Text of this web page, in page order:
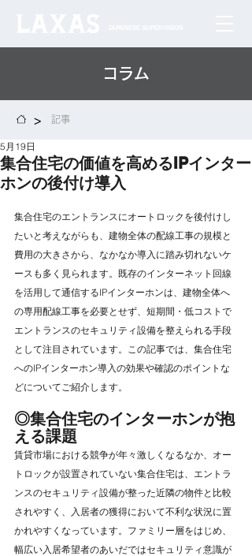
コラム
> 記事
集合住宅の価値を高めるIPインター
ホンの後付け導入
5月19日
集合住宅のエントランスにオートロックを後付けし
たいと考えながらも、建物全体の配線工事の規模と
費用の大きさから、なかなか導入に踏み切れないケ
ースも多く見られます。既存のインターネット回線
を活用して通信するIPインターホンは、建物全体へ
の専用配線工事を必要とせず、短期間・低コストで
エントランスのセキュリティ設備を整えられる手段
として注目されています。この記事では、集合住宅
へのIPインターホン導入の効果や確認のポイントな
どについてご紹介します。
◎集合住宅のインターホンが抱
える課題
賃貸市場における競争が年々激しくなるなか、オー
トロックが設置されていない集合住宅は、エントラ
ンスのセキュリティ設備が整った近隣の物件と比較
されやすく、入居者の獲得において不利な状況に置
かれやすくなっています。ファミリー層をはじめ、
幅広い入居希望者のあいだではセキュリティ意識が